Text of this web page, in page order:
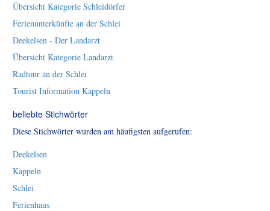
Übersicht Kategorie Schleidörfer
Ferienunterkünfte an der Schlei
Deekelsen - Der Landarzt
Übersicht Kategorie Landarzt
Radtour an der Schlei
Tourist Information Kappeln
beliebte Stichwörter
Diese Stichwörter wurden am häufigsten aufgerufen:
Deekelsen
Kappeln
Schlei
Ferienhaus